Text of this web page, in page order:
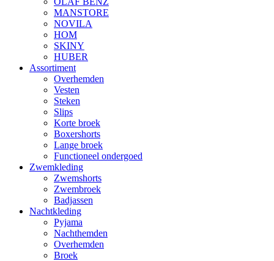
MANSTORE
NOVILA
HOM
SKINY
HUBER
Assortiment
Overhemden
Vesten
Steken
Slips
Korte broek
Boxershorts
Lange broek
Functioneel ondergoed
Zwemkleding
Zwemshorts
Zwembroek
Badjassen
Nachtkleding
Pyjama
Nachthemden
Overhemden
Broek